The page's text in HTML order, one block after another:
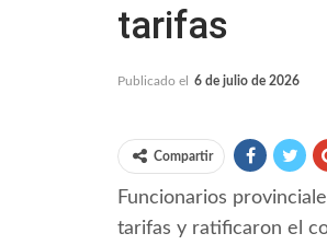
tarifas
Publicado el 6 de julio de 2026
Compartir
Funcionarios
tarifas y ratificaron el